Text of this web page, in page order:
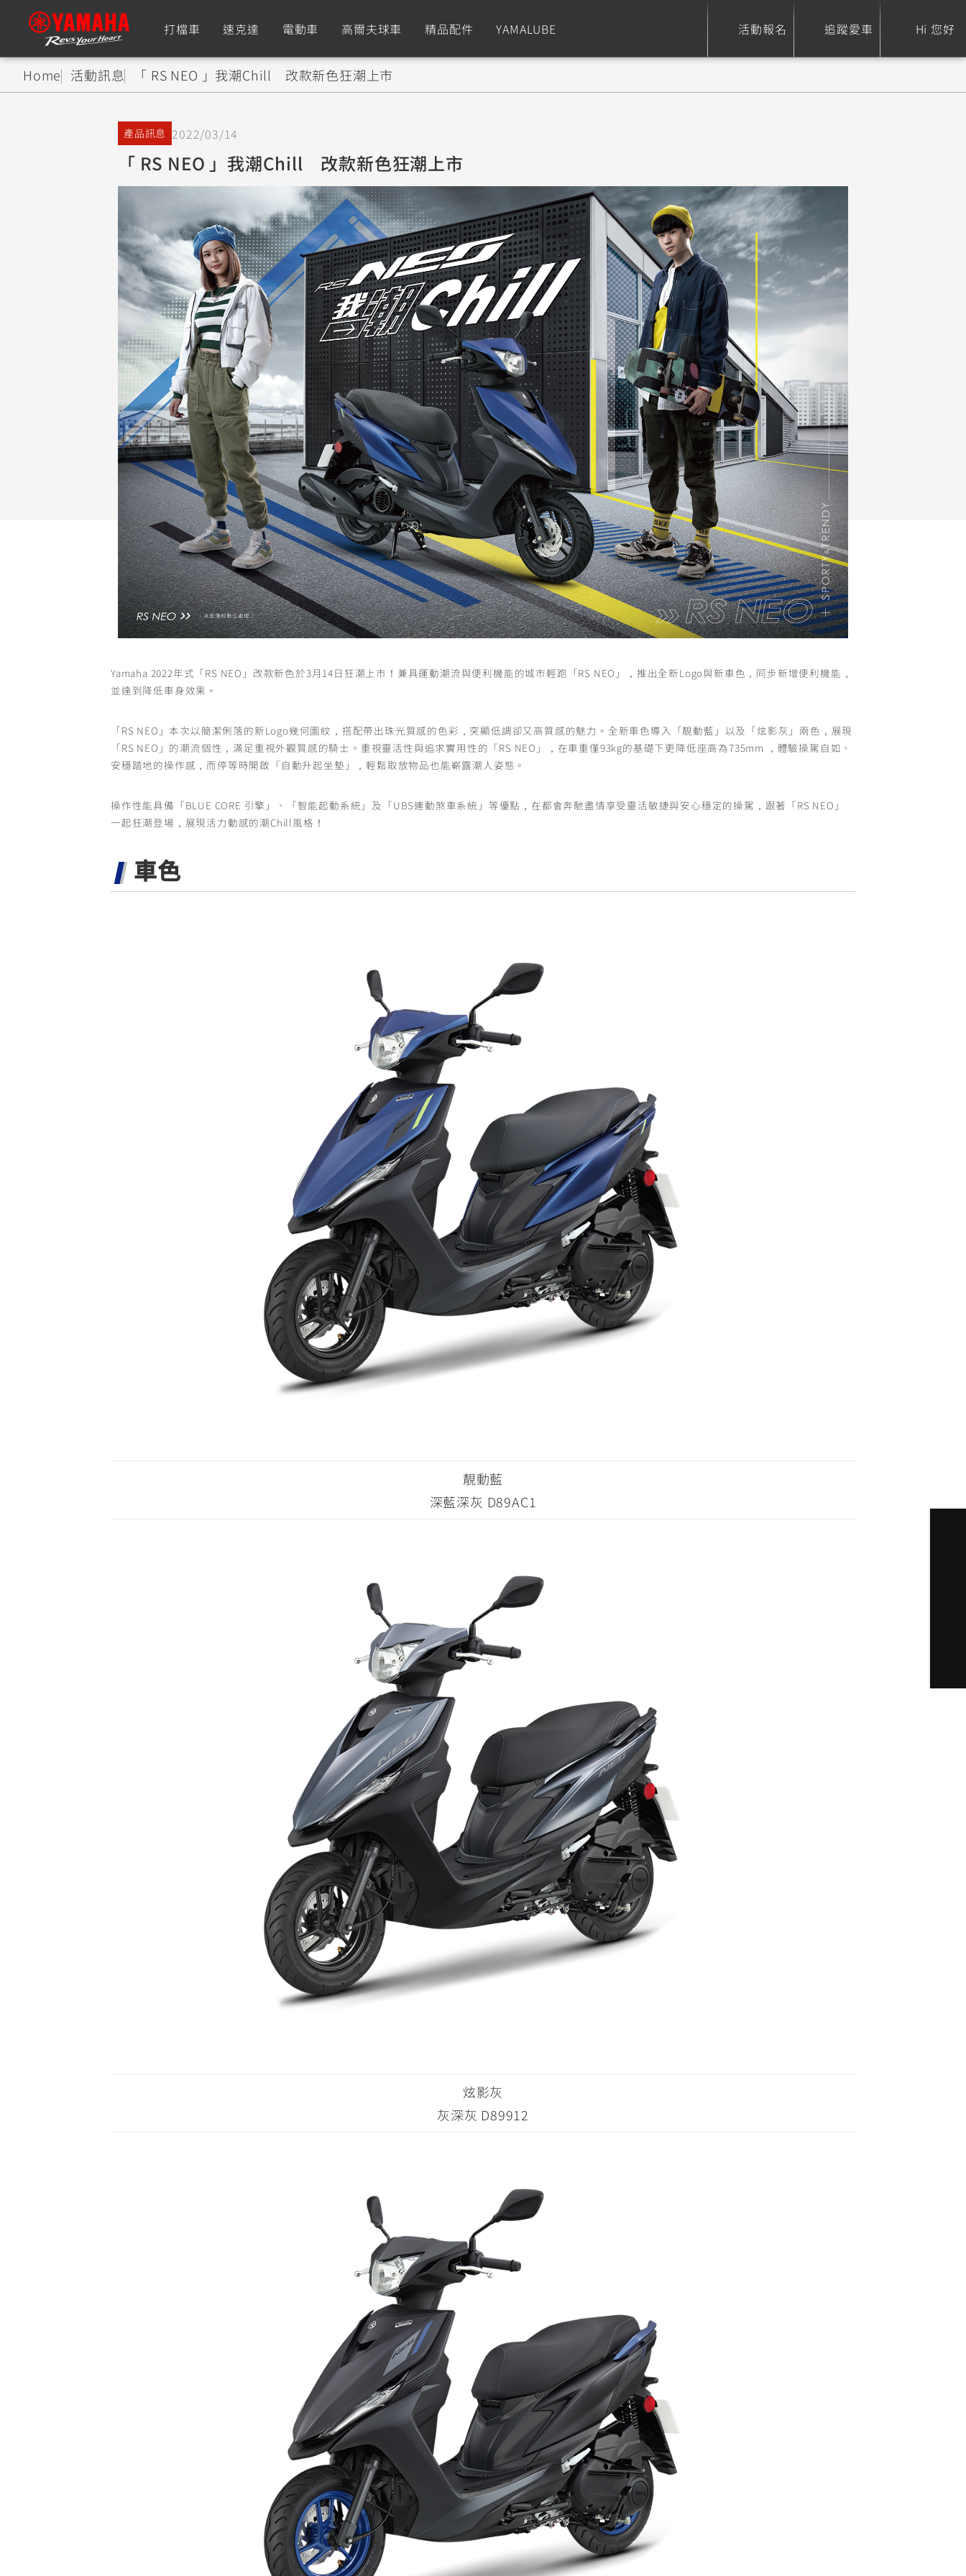
打檔車 速克達 電動車 高爾夫球車 精品配件 YAMALUBE 活動報名 追蹤愛車 Hi 您好
Super Sport
YZF-R9
YZF-R7
550+
YZF-R3
251~549
YZF-R15
150
MT-09 Y-AMT
550+ 550+
MT-07 Y-AMT
550+
MT-07
550+
MT-03
251~549
MT-15
150
550+
XSR 155
FZ-X
150
Premium
TMAX
XMAX
251~549
NMAX
150
AUGUR
150
CYGNUS XR
150
CYGNUS X
125
FORCE 2.0
150
RS NEO
125
Vinoora
125
125
PW50
50
125
JOG
125
追蹤愛車
我的愛車
Home 活動訊息 「 RS NEO 」我潮Chill 改款新色狂潮上市
產品訊息 2022/03/14
「 RS NEO 」我潮Chill 改款新色狂潮上市
Yamaha 2022年式「RS NEO」改款新色於3月14日狂潮上市！兼具運動潮流與便利機能的城市輕跑「RS NEO」，推出全新Logo與新車色，同步新增便利機能，
並達到降低車身效果。
「RS NEO」本次以簡潔俐落的新Logo幾何圖紋，搭配帶出珠光質感的色彩，突顯低調卻又高質感的魅力。全新車色導入「靚動藍」以及「炫影灰」兩色，展現
「RS NEO」的潮流個性，滿足重視外觀質感的騎士。重視靈活性與追求實用性的「RS NEO」，在車重僅93kg的基礎下更降低座高為735mm ，體驗操駕自如、
安穩踏地的操作感，而停等時開啟「自動升起坐墊」，輕鬆取放物品也能嶄露潮人姿態。
操作性能具備「BLUE CORE 引擎」、「智能起動系統」及「UBS連動煞車系統」等優點，在都會奔馳盡情享受靈活敏捷與安心穩定的操駕，跟著「RS NEO」
一起狂潮登場，展現活力動感的潮Chill風格！
車色
靚動藍
深藍深灰 D89AC1
炫影灰
灰深灰 D89912